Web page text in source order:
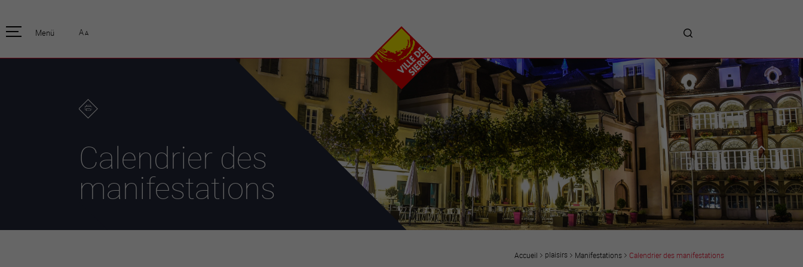
Enfants et écoliers
Formation
environnement
Informations parcelles
Guichet virtuel
Annuaire communal
Emplois
Organisation
communale
Programme de
législature 2025-2028
Stratégies
Jumelage
Manifestations
Art et culture
Sport et loisirs
Vins, gastronomie et
séjours
Clubs et associations
Nature
Projets
Chantiers en ville
Plan directeur du
centre-ville
Prestations
Avantages
Unternehmen :
Willkommen!
Companies : Welcome!
Imprese : benvenute!
Menü A A
Calendrier des
manifestations
Accueil plaisirs Manifestations Calendrier des manifestations